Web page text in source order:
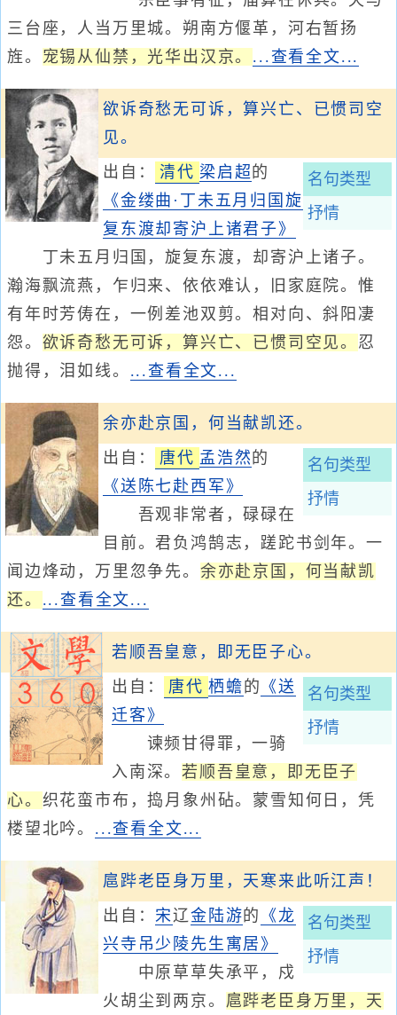
三台座，人当万里城。朔南方偃革，河右暂扬
旌。 宠锡从仙禁，光华出汉京。 ...查看全文...
欲诉奇愁无可诉，算兴亡、已惯司空
见。
名句类型
抒情
出自： 清代 梁启超 的
《金缕曲·丁未五月归国旋
复东渡却寄沪上诸君子》
丁未五月归国，旋复东渡，却寄沪上诸子。
瀚海飘流燕，乍归来、依依难认，旧家庭院。惟
有年时芳俦在，一例差池双剪。相对向、斜阳凄
怨。 欲诉奇愁无可诉，算兴亡、已惯司空见。 忍
抛得，泪如线。 ...查看全文...
余亦赴京国，何当献凯还。
名句类型
抒情
出自： 唐代 孟浩然 的
《送陈七赴西军》
吾观非常者，碌碌在
目前。君负鸿鹄志，蹉跎书剑年。一
闻边烽动，万里忽争先。 余亦赴京国，何当献凯
还。 ...查看全文...
若顺吾皇意，即无臣子心。
名句类型
抒情
出自： 唐代 栖蟾 的 《送
迁客》
谏频甘得罪，一骑
入南深。 若顺吾皇意，即无臣子
心。 织花蛮市布，捣月象州砧。蒙雪知何日，凭
楼望北吟。 ...查看全文...
扈跸老臣身万里，天寒来此听江声！
名句类型
抒情
出自：宋辽金 陆游的 《龙
兴寺吊少陵先生寓居》
中原草草失承平，戍
火胡尘到两京。 扈跸老臣身万里，天